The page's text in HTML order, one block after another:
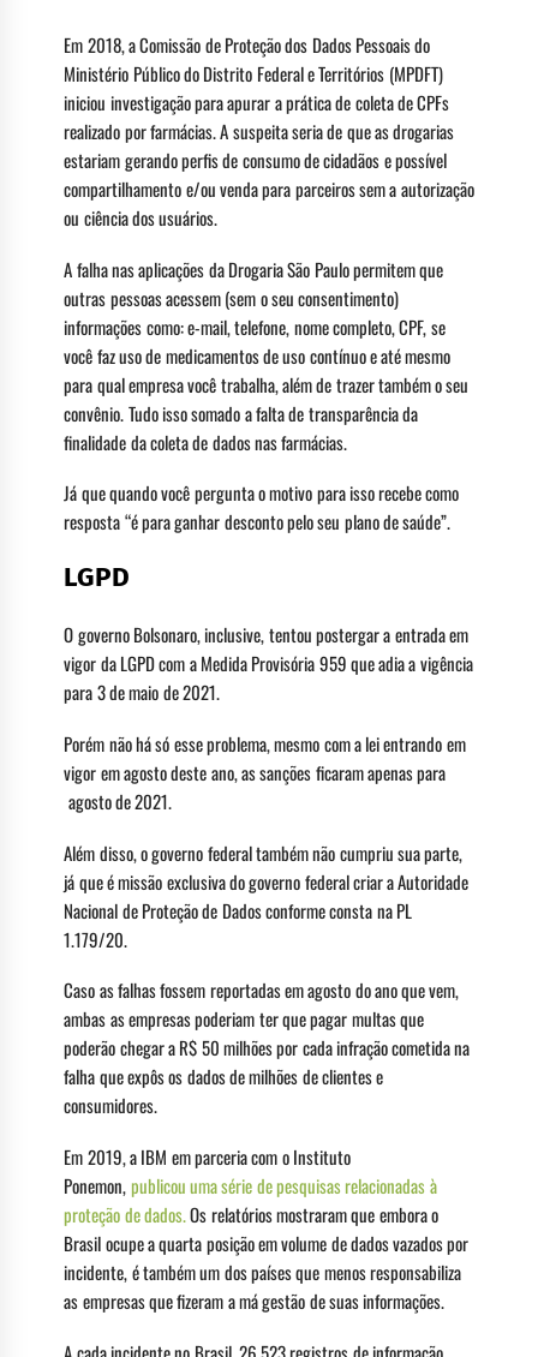
Em 2018, a Comissão de Proteção dos Dados Pessoais do
Ministério Público do Distrito Federal e Territórios (MPDFT)
iniciou investigação para apurar a prática de coleta de CPFs
realizado por farmácias. A suspeita seria de que as drogarias
estariam gerando perfis de consumo de cidadãos e possível
compartilhamento e/ou venda para parceiros sem a autorização
ou ciência dos usuários.
A falha nas aplicações da Drogaria São Paulo permitem que
outras pessoas acessem (sem o seu consentimento)
informações como: e-mail, telefone, nome completo, CPF, se
você faz uso de medicamentos de uso contínuo e até mesmo
para qual empresa você trabalha, além de trazer também o seu
convênio. Tudo isso somado a falta de transparência da
finalidade da coleta de dados nas farmácias.
Já que quando você pergunta o motivo para isso recebe como
resposta “é para ganhar desconto pelo seu plano de saúde”.
LGPD
O governo Bolsonaro, inclusive, tentou postergar a entrada em
vigor da LGPD com a Medida Provisória 959 que adia a vigência
para 3 de maio de 2021.
Porém não há só esse problema, mesmo com a lei entrando em
vigor em agosto deste ano, as sanções ficaram apenas para
agosto de 2021.
Além disso, o governo federal também não cumpriu sua parte,
já que é missão exclusiva do governo federal criar a Autoridade
Nacional de Proteção de Dados conforme consta na PL
1.179/20.
Caso as falhas fossem reportadas em agosto do ano que vem,
ambas as empresas poderiam ter que pagar multas que
poderão chegar a R$ 50 milhões por cada infração cometida na
falha que expôs os dados de milhões de clientes e
consumidores.
Em 2019, a IBM em parceria com o Instituto
Ponemon,publicouuma série de pesquisas relacionadas à
proteção de dados.Os relatórios mostraram que embora o
Brasil ocupe a quarta posição em volume de dados vazados por
incidente, é também um dos países que menos responsabiliza
as empresas que fizeram a má gestão de suas informações.